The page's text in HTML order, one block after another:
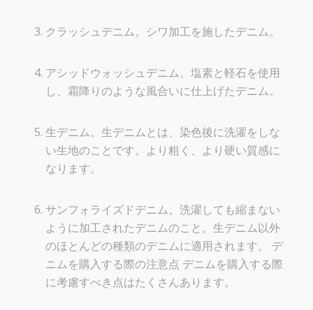
クラッシュデニム。シワ加工を施したデニム。
アシッドウォッシュデニム。塩素と軽石を使用
し、霜降りのような風合いに仕上げたデニム。
生デニム。生デニムとは、染色後に洗濯をしな
い生地のことです。より粗く、より硬い質感に
なります。
サンフォライズドデニム。洗濯しても縮まない
ように加工されたデニムのこと。生デニム以外
のほとんどの種類のデニムに適用されます。
デ
ニムを購入する際の注意点 デニムを購入する際
に考慮すべき点はたくさんあります。